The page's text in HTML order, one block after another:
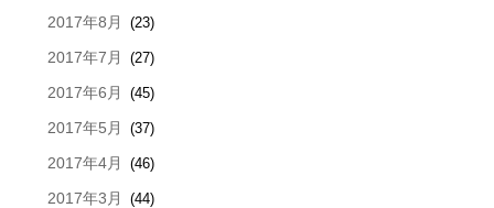
2017年8月 (23)
2017年7月 (27)
2017年6月 (45)
2017年5月 (37)
2017年4月 (46)
2017年3月 (44)